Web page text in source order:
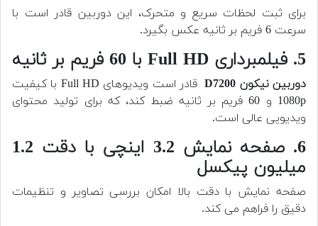
برای ثبت لحظات سریع و متحرک، این دوربین قادر است با
سرعت 6 فریم بر ثانیه عکس بگیرد.
5. فیلمبرداری Full HD با 60 فریم بر ثانیه
دوربین نیکون D7200
قادر است ویدیوهای Full HD با کیفیت
1080p و 60 فریم بر ثانیه ضبط کند، که برای تولید محتوای
ویدیویی عالی است.
6. صفحه نمایش 3.2 اینچی با دقت 1.2
میلیون پیکسل
صفحه نمایش با دقت بالا امکان بررسی تصاویر و تنظیمات
دقیق را فراهم می کند.